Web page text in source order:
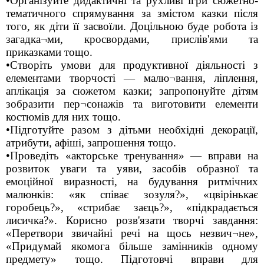
тематичного спрямування за змістом казки після
того, як діти її засвоїли. Доцільною буде робота із
загадка¬ми, кросвордами, прислів'ями та
приказками тощо.
•Створіть умови для продуктивної діяльності з
елементами творчості — малю¬вання, ліплення,
аплікація за сюжетом казки; запропонуйте дітям
зобразити пер¬сонажів та виготовити елементи
костюмів для них тощо.
•Підготуйте разом з дітьми необхідні декорації,
атрибути, афіші, запрошення тощо.
•Проведіть «акторське тренування» — вправи на
розвиток уваги та уяви, засобів образної та
емоційної виразності, на будування ритмічних
малюнків: «як співає зозуля?», «цвірінькає
горобець?», «стрибає заєць?», «підкрадається
лисичка?». Корисно розв'язати творчі завдання:
«Перетвори звичайні речі на щось незвич¬не»,
«Придумай якомога більше замінників одному
предмету» тощо. Підготовчі вправи для